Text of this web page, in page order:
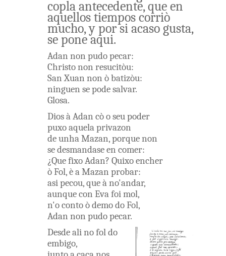
coplaantecedente,queen
aquellostiemposcorriò
mucho,yporsiacaso gusta,
seponeaqui.
Adan non pudopecar:
Christonon resucitòu:
San Xuan non òbatizòu:
ninguen sepodesalvar.
Glosa.
DiosàAdan cò oseupoder
puxoaquelaprivazon
de unhaMazan,porquenon
sedesmandaseen comer:
¿QuefixoAdan? Quixoencher
òFol,èaMazan probar:
asipecou,queàno'andar,
aunquecon Evafoimol,
n'ocontoòdemodoFol,
Adan non pudopecar.
Desdealinofoldo
embigo,